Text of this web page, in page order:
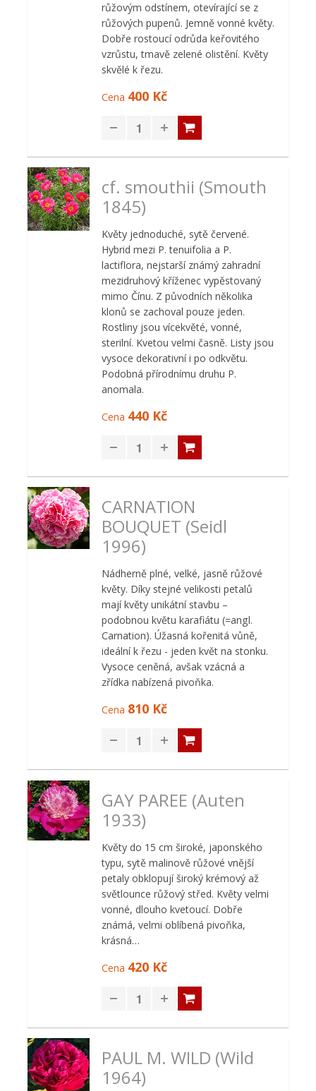
růžovým odstínem, otevírající se z
růžových pupenů. Jemně vonné květy.
Dobře rostoucí odrůda keřovitého
vzrůstu, tmavě zelené olistění. Květy
skvělé k řezu.
Cena 400 Kč
cf. smouthii (Smouth
1845)
Květy jednoduché, sytě červené.
Hybrid mezi P. tenuifolia a P.
lactiflora, nejstarší známý zahradní
mezidruhový kříženec vypěstovaný
mimo Čínu. Z původních několika
klonů se zachoval pouze jeden.
Rostliny jsou vícekvěté, vonné,
sterilní. Kvetou velmi časně. Listy jsou
vysoce dekorativní i po odkvětu.
Podobná přírodnímu druhu P.
anomala.
Cena 440 Kč
CARNATION
BOUQUET (Seidl
1996)
Nádherně plné, velké, jasně růžové
květy. Díky stejné velikosti petalů
mají květy unikátní stavbu –
podobnou květu karafiátu (=angl.
Carnation). Úžasná kořenitá vůně,
ideální k řezu - jeden květ na stonku.
Vysoce ceněná, avšak vzácná a
zřídka nabízená pivoňka.
Cena 810 Kč
GAY PAREE (Auten
1933)
Květy do 15 cm široké, japonského
typu, sytě malinově růžové vnější
petaly obklopují široký krémový až
světlounce růžový střed. Květy velmi
vonné, dlouho kvetoucí. Dobře
známá, velmi oblíbená pivoňka,
krásná…
Cena 420 Kč
PAUL M. WILD (Wild
1964)